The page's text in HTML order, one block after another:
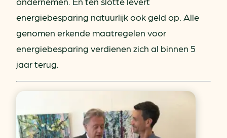
energiebesparing natuurlijk ook geld op. Alle
genomen erkende maatregelen voor
energiebesparing verdienen zich al binnen 5
jaar terug.